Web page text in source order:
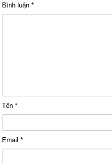
Bình luận *
Tên *
Email *